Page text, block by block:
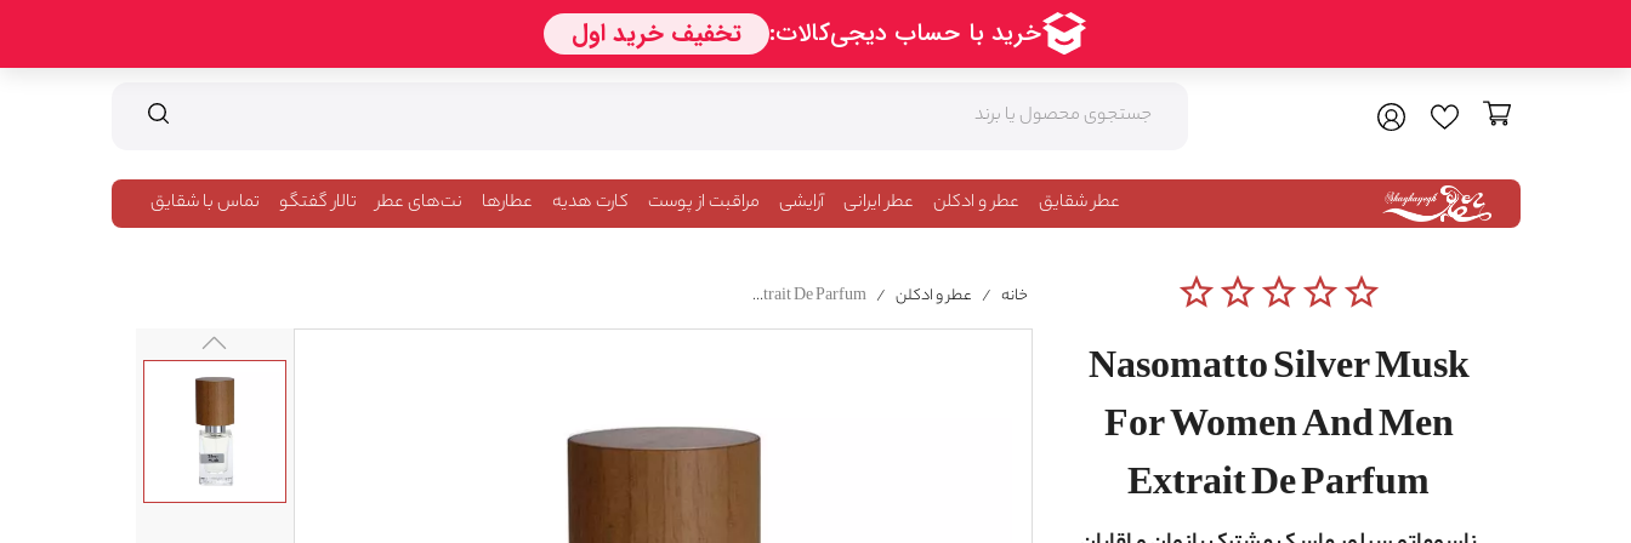
عطر شقایق عطر و ادکلن عطر ایرانی آرایشی مراقبت از پوست کارت هدیه عطارها نت‌های عطر تالار گفتگو تماس با شقایق
star_borderstar_borderstar_borderstar_borderstar_border
Nasomatto Silver Musk
For Women And Men
Extrait De Parfum
خانه / عطر و ادکلن /
Nasomatto Silver Musk For Women And Men Extrait De Parfum